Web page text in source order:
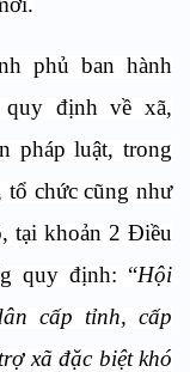
phủ ban hành
quy định về xã,
pháp luật, trong
tổ chức cũng như
tại khoản 2 Điều
quy định: “Hội
cấp tỉnh, cấp
xã đặc biệt khó